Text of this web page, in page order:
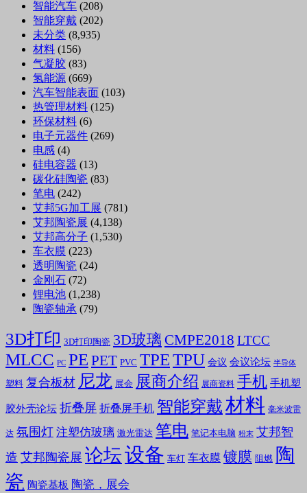
智能汽车 (208)
智能穿戴 (202)
未分类 (8,935)
材料 (156)
气凝胶 (83)
氢能源 (669)
汽车智能表面 (103)
热管理材料 (125)
环保材料 (6)
电子元器件 (269)
电感 (4)
硅电容器 (13)
碳化硅陶瓷 (83)
笔电 (242)
艾邦5G加工展 (781)
艾邦陶瓷展 (4,138)
艾邦高分子 (1,530)
车衣膜 (223)
透明陶瓷 (24)
金刚石 (72)
锂电池 (1,238)
陶瓷轴承 (79)
3D打印 3D打印陶瓷 3D玻璃 CMPE2018 LTCC
MLCC PC PE PET PVC TPETPU 会议 会议论坛 半导体
塑料 复合板材 尼龙 展会 展商介绍 展商资料 手机 手机塑
胶外壳论坛 折叠屏 折叠屏手机 智能穿戴材料 毫米波雷
达 氛围灯 注塑仿玻璃 激光雷达 笔电 笔记本电脑 粉末 艾邦智
造 艾邦陶瓷展 论坛设备 车灯 车衣膜 镀膜 阻燃 陶
瓷 陶瓷基板 陶瓷，展会